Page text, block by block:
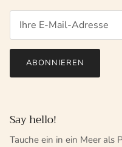
ABONNIEREN
Say hello!
Tauche ein in ein Meer als